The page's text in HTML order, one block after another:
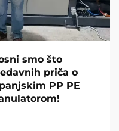
smo što
priča o
PP PE